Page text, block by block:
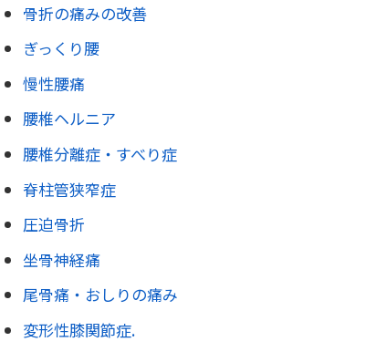
骨折の痛みの改善
ぎっくり腰
慢性腰痛
腰椎ヘルニア
腰椎分離症・すべり症
脊柱管狭窄症
圧迫骨折
坐骨神経痛
尾骨痛・おしりの痛み
変形性膝関節症.